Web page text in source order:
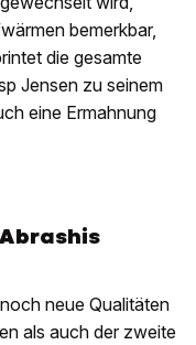
bemerkbar,
die gesamte
Jensen zu seinem
eine Ermahnung
neue Qualitäten
als auch der zweite